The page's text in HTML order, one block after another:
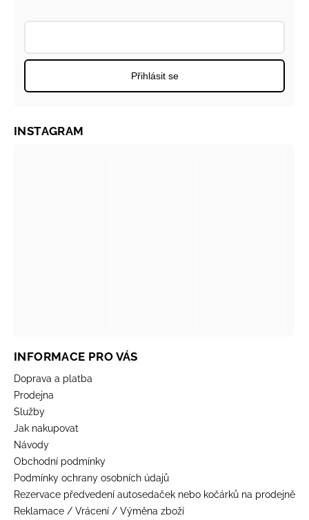
Přihlásit se
INFORMACE PRO VÁS
Doprava a platba
Prodejna
Služby
Jak nakupovat
Návody
Obchodní podmínky
Podmínky ochrany osobních údajů
Rezervace předvedení autosedaček nebo kočárků na prodejně
Reklamace / Vrácení / Výměna zboží
INSTAGRAM